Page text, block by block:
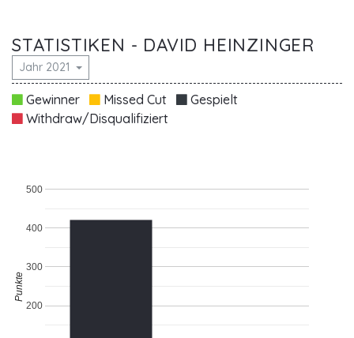
STATISTIKEN - DAVID HEINZINGER
Jahr 2021
Gewinner Missed Cut
Gespielt
Withdraw/Disqualifiziert
200
300
400
500
Punkte